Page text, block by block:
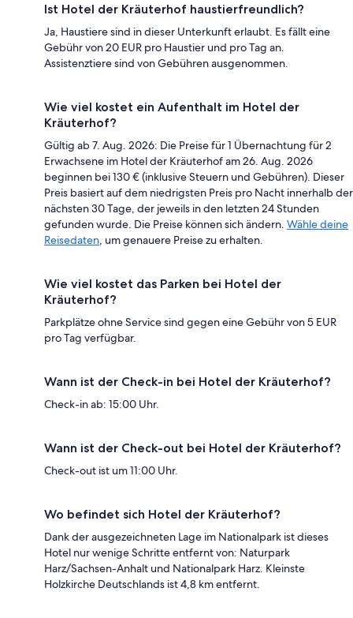
Ist Hotel der Kräuterhof haustierfreundlich?
Ja, Haustiere sind in dieser Unterkunft erlaubt. Es fällt eine
Gebühr von 20 EUR pro Haustier und pro Tag an.
Assistenztiere sind von Gebühren ausgenommen.
Wie viel kostet ein Aufenthalt im Hotel der
Kräuterhof?
Gültig ab 7. Aug. 2026: Die Preise für 1 Übernachtung für 2
Erwachsene im Hotel der Kräuterhof am 26. Aug. 2026
beginnen bei 130 € (inklusive Steuern und Gebühren). Dieser
Preis basiert auf dem niedrigsten Preis pro Nacht innerhalb der
nächsten 30 Tage, der jeweils in den letzten 24 Stunden
gefunden wurde. Die Preise können sich ändern. Wähle deine
Reisedaten, um genauere Preise zu erhalten.
Wie viel kostet das Parken bei Hotel der
Kräuterhof?
Parkplätze ohne Service sind gegen eine Gebühr von 5 EUR
pro Tag verfügbar.
Wann ist der Check-in bei Hotel der Kräuterhof?
Check-in ab: 15:00 Uhr.
Wann ist der Check-out bei Hotel der Kräuterhof?
Check-out ist um 11:00 Uhr.
Wo befindet sich Hotel der Kräuterhof?
Dank der ausgezeichneten Lage im Nationalpark ist dieses
Hotel nur wenige Schritte entfernt von: Naturpark
Harz/Sachsen-Anhalt und Nationalpark Harz. Kleinste
Holzkirche Deutschlands ist 4,8 km entfernt.